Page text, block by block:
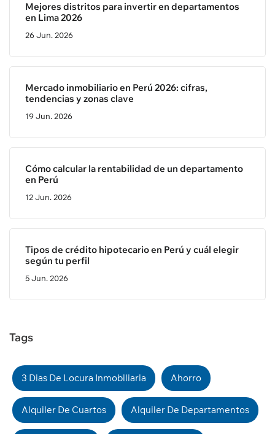
Mejores distritos para invertir en departamentos
en Lima 2026
26 Jun. 2026
Mercado inmobiliario en Perú 2026: cifras,
tendencias y zonas clave
19 Jun. 2026
Cómo calcular la rentabilidad de un departamento
en Perú
12 Jun. 2026
Tipos de crédito hipotecario en Perú y cuál elegir
según tu perfil
5 Jun. 2026
Tags
3 Dias De Locura Inmobiliaria Ahorro
Alquiler De Cuartos Alquiler De Departamentos